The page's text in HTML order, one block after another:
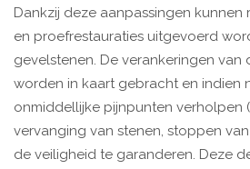
Dankzij deze aanpassingen
en proefrestauraties uitgevoerd
gevelstenen. De verankeringen van
worden in kaart gebracht en indien
onmiddellijke pijnpunten verholpen
vervanging van stenen, stoppen
de veiligheid te garanderen. Deze